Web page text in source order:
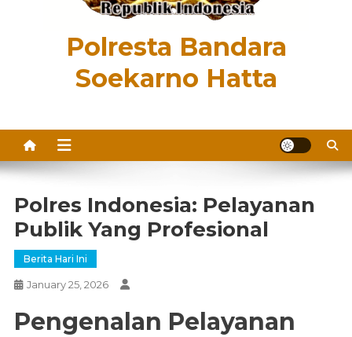
Polresta Bandara
Soekarno Hatta
Polres Indonesia: Pelayanan
Publik Yang Profesional
Berita Hari Ini
January 25, 2026
Pengenalan Pelayanan